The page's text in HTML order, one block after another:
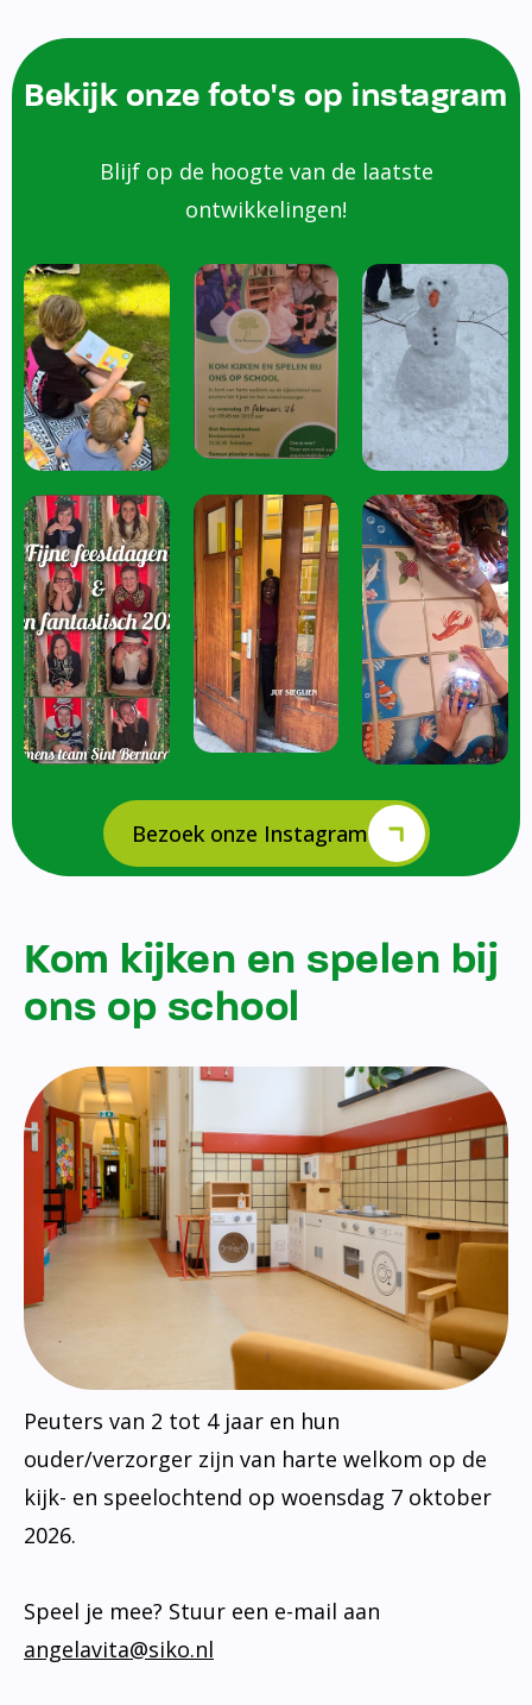
Bekijk onze foto's op instagram
Blijf op de hoogte van de laatste
ontwikkelingen!
Bezoek onze Instagram
Kom kijken en spelen bij
ons op school
Peuters van 2 tot 4 jaar en hun
ouder/verzorger zijn van harte welkom op de
kijk- en speelochtend op woensdag 7 oktober
2026.
Speel je mee? Stuur een e-mail aan
angelavita@siko.nl